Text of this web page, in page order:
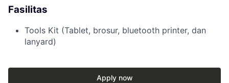
Fasilitas
Tools Kit (Tablet, brosur, bluetooth printer, dan
lanyard)
Apply now